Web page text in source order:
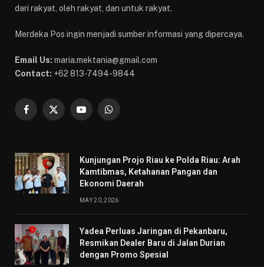
dari rakyat, oleh rakyat, dan untuk rakyat.
Merdeka Pos ingin menjadi sumber informasi yang dipercaya.
Email Us: maria.mektania@gmail.com
Contact: +62 813-7494-9844
Facebook
X
YouTubeWhatsApp
Kunjungan Projo Riau ke Polda Riau: Arah
Kamtibmas, Ketahanan Pangan dan
Ekonomi Daerah
MAY 20, 2026
Yadea Perluas Jaringan di Pekanbaru,
Resmikan Dealer Baru di Jalan Durian
dengan Promo Spesial